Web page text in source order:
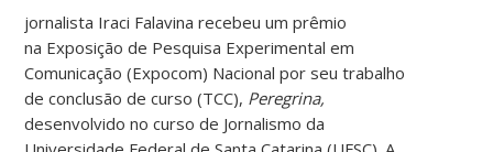
jornalista Iraci Falavina recebeu um prêmio
na Exposição de Pesquisa Experimental em
Comunicação (Expocom) Nacional por seu trabalho
de conclusão de curso (TCC), Peregrina,
desenvolvido no curso de Jornalismo da